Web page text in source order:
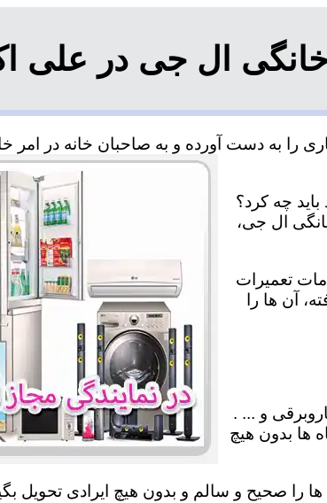
ال جی در علی
را به دست آورده و به صاحبان خانه در امر
چه کرد؟
ال جی،
تعمیرات
آن ها را
و ... .
ها بدون هیچ
را صحیح و سالم و بدون هیچ ایرادی تحویل